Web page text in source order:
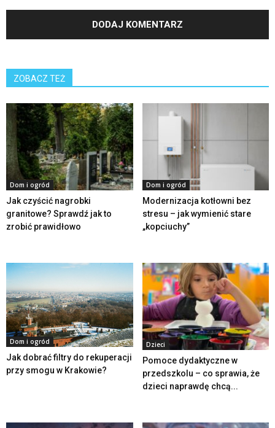
ZOBACZ TEŻ
Dom i ogród
Jak czyścić nagrobki
granitowe? Sprawdź jak to
zrobić prawidłowo
Dom i ogród
Modernizacja kotłowni bez
stresu – jak wymienić stare
„kopciuchy”
Dom i ogród
Jak dobrać filtry do rekuperacji
przy smogu w Krakowie?
Dzieci
Pomoce dydaktyczne w
przedszkolu – co sprawia, że
dzieci naprawdę chcą...